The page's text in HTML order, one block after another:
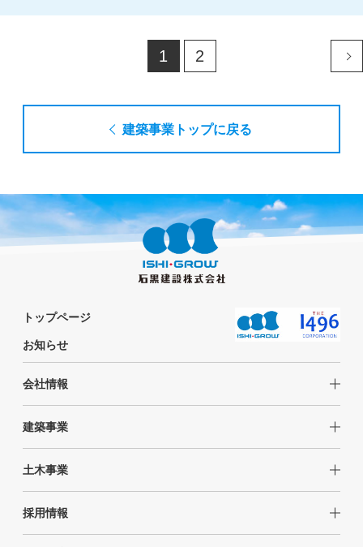
1 2
建築事業トップに戻る
トップページ
お知らせ
会社情報
建築事業
土木事業
採用情報